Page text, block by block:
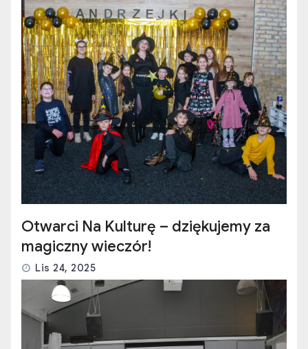
Otwarci Na Kulturę – dziękujemy za
magiczny wieczór!
Lis 24, 2025